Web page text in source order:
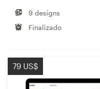
9 designs
Finalizado
79 US$